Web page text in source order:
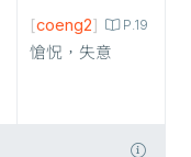
P.19
[coeng2]
愴怳，失意